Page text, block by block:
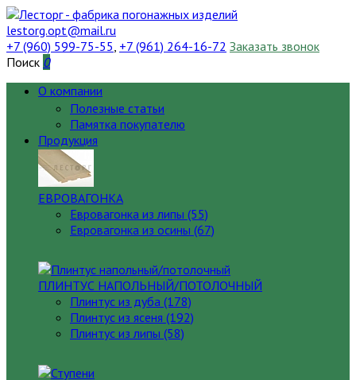
lestorg.opt@mail.ru
+7 (960) 599-75-55, +7 (961) 264-16-72 Заказать звонок
Поиск 0
О компании
Полезные статьи
Памятка покупателю
Продукция
ЕВРОВАГОНКА
Евровагонка из липы (55)
Евровагонка из осины (67)
ПЛИНТУС НАПОЛЬНЫЙ/ПОТОЛОЧНЫЙ
Плинтус из дуба (178)
Плинтус из ясеня (192)
Плинтус из липы (58)